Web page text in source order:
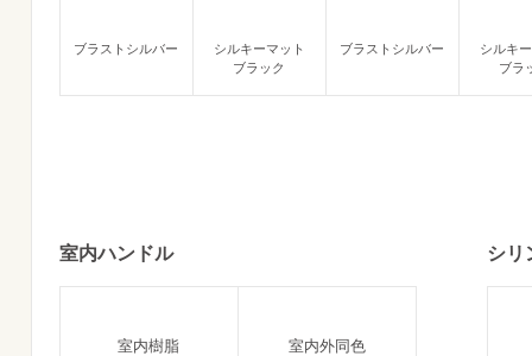
ブラストシルバー
シルキーマット
ブラック
ブラストシルバー
シルキ
ブラ
室内ハンドル
室内樹脂 室内外同色
シリ